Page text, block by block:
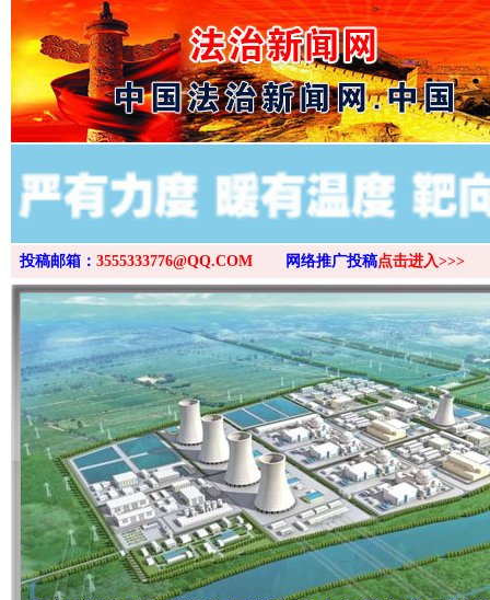
>
投稿邮箱： 3555333776@QQ.COM 网络推广投稿点击进入>>>